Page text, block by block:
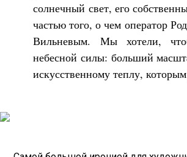
солнечный свет, его
частью того, о чем оператор
Вильневым. Мы хотели,
небесной силы: больший
искусственному теплу,